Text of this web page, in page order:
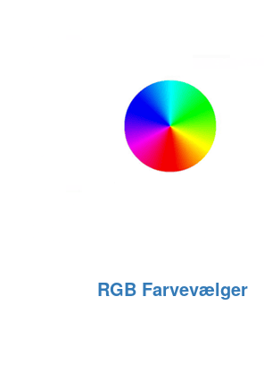
RGB Farvevælger